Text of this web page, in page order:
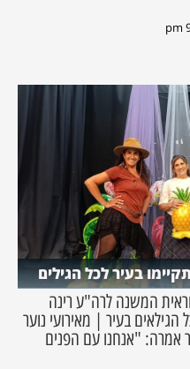
בעיר לכל הגילים
המשנה לרה"ע רינה
הגילאים בעיר | מאירועי נוער
אמרה: "אנחנו עם הפנים